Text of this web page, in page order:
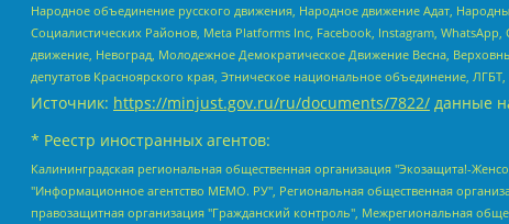
Народное объединение русского движения, Народное движение Адат,
Социалистических Районов, Meta Platforms Inc, Facebook, Instagram,
движение, Невоград, Молодежное Демократическое Движение Весна,
депутатов Красноярского края, Этническое национальное объединение,
Источник: https://minjust.gov.ru/ru/documents/7822/ данные
* Реестр иностранных агентов:
Калининградская региональная общественная организация "Экозащита!-Женсовет", Фонд содействия защите прав и свобод граждан "Общественный вердикт", Фонд "Институт Развития Свободы Информации", Частное учреждение "Информационное агентство МЕМО. РУ", Региональная общественная организация "Общественная комиссия по сохранению наследия академика Сахарова", Фонд поддержки свободы прессы, Санкт-Петербургская общественная правозащитная организация "Гражданский контроль", Межрегиональная общественная организация "Информационно-просветительский центр "Мемориал", Региональный Фонд "Центр Защиты Прав Средств Массовой Информации", с 05.12.2023 Фонд "Центр Защиты Прав Средств массовой информации", Региональная общественная благотворительная организация помощи беженцам и мигрантам "Гражданское содействие", Негосударственное образовательное учреждение дополнительного профессионального образования (повышение квалификации) специалистов "АКАДЕМИЯ ПО ПРАВАМ ЧЕЛОВЕКА", Свердловская региональная общественная организация "Сутяжник", Автономная некоммерческая организация "Центр независимых социологических исследований", Союз общественных объединений "Российский исследовательский центр по правам человека", Региональное общественное учреждение научно-информационный центр "МЕМОРИАЛ", Некоммерческая организация "Фонд защиты гласности", Автономная некоммерческая организация "Институт прав человека", Городская общественная организация "Екатеринбургское общество "МЕМОРИАЛ", Городская общественная организация "Рязанское историко-просветительское и правозащитное общество "Мемориал" (Рязанский Мемориал), Челябинский региональный орган общественной самодеятельности – женское общественное объединение "Женщины Евразии", Челябинский региональный орган общественной самодеятельности "Уральская правозащитная группа", Фонд содействия защите здоровья и социальной справедливости имени Андрея Рылькова, Автономная Некоммерческая Организация "Аналитический Центр Юрия Левады", Автономная некоммерческая организация социальной поддержки населения "Проект Апрель", Региональная общественная организация помощи женщинам и детям, находящимся в кризисной ситуации "Информационно-методический центр "Анна", Фонд содействия развитию массовых коммуникаций и правовому просвещению "Так-так-Так", Фонд содействия устойчивому развитию "Серебряная тайга", Свердловский региональный общественный фонд социальных проектов "Новое время", "Idel.Реалии", Кавказ.Реалии, Крым.Реалии, Телеканал Настоящее Время, Татаро-башкирская служба Радио Свобода (Azatliq Radiosi), Радио Свободная Европа/Радио Свобода (PCE/PC), "Сибирь.Реалии", "Фактограф", Благотворительный фонд помощи осужденным и их семьям, Автономная некоммерческая организация "Институт глобализации и социальных движений", Фонд "В защиту прав заключенных", Частное учреждение "Центр поддержки и содействия развитию средств массовой информации", Пензенский региональный общественный благотворительный фонд "Гражданский союз", "Север.Реалии", Некоммерческая организация Фонд "Правовая инициатива", Общество с ограниченной ответственностью "Радио Свободная Европа/Радио Свобода", Чешское информационное агентство "MEDIUM-ORIENT", Красноярская региональная общественная организация "Мы против СПИДа", Камалягин Денис Николаевич, Маркелов Сергей Евгеньевич, Пономарев Лев Александрович, Савицкая Людмила Алексеевна,